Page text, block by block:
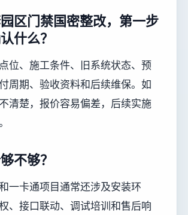
区门禁国密整改，第一步
什么？
位、施工条件、旧系统状态、预
周期、验收资料和后续维保。如
清楚，报价容易偏差，后续实施
不够？
一卡通项目通常还涉及安装环
、接口联动、调试培训和售后响